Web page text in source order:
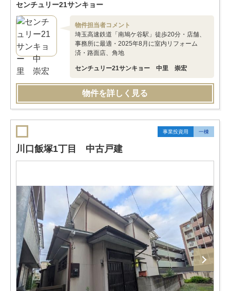
センチュリー21サンキョー
物件担当者コメント
埼玉高速鉄道「南鳩ケ谷駅」徒歩20分・店舗、
事務所に最適・2025年8月に室内リフォーム
済・路面店、角地
センチュリー21サンキョー 中里 崇宏
物件を詳しく見る
事業投資用 一棟
川口飯塚1丁目 中古戸建